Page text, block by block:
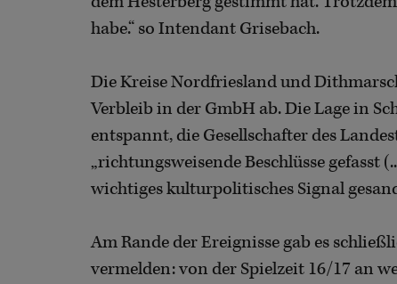
habe.“ so Intendant Grisebach.
Die Kreise Nordfriesland und
Verbleib in der GmbH ab. Die Lage in
entspannt, die Gesellschafter des
„richtungsweisende Beschlüsse
wichtiges kulturpolitisches Signal
Am Rande der Ereignisse gab es
vermelden: von der Spielzeit 16/17 an